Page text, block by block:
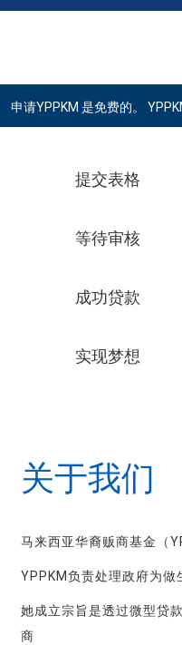
申请YPPKM 是免费的。
提交表格
等待审核
成功贷款
实现梦想
关于我们
马来西亚华裔贩商基金（
YPPKM负责处理政府为做
她成立宗旨是透过微型贷
商